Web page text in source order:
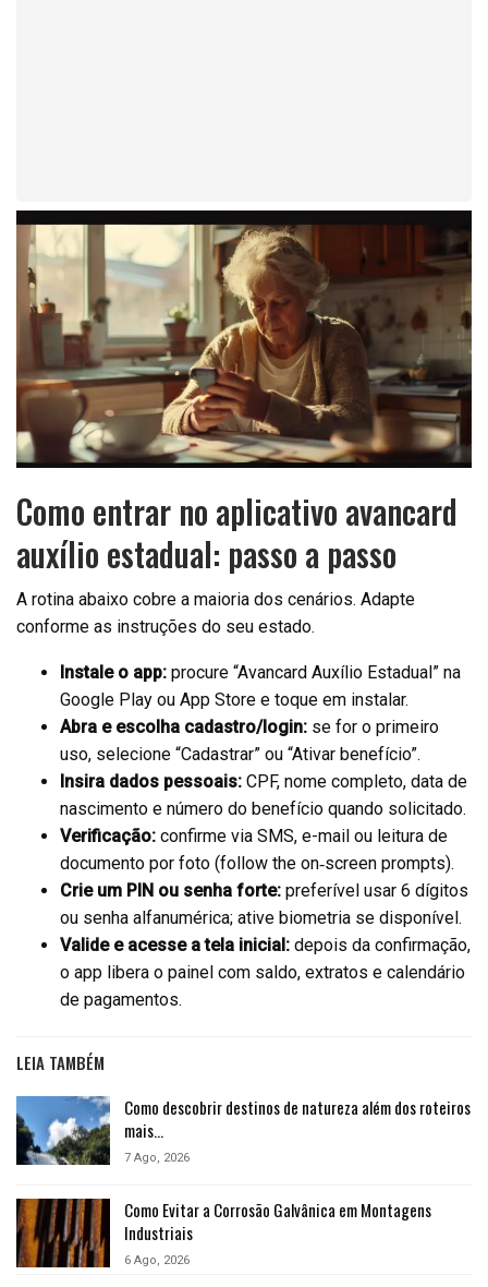
Como entrar no aplicativo avancard
auxílio estadual: passo a passo
A rotina abaixo cobre a maioria dos cenários. Adapte
conforme as instruções do seu estado.
Instale o app: procure “Avancard Auxílio Estadual” na
Google Play ou App Store e toque em instalar.
Abra e escolha cadastro/login: se for o primeiro
uso, selecione “Cadastrar” ou “Ativar benefício”.
Insira dados pessoais: CPF, nome completo, data de
nascimento e número do benefício quando solicitado.
Verificação: confirme via SMS, e-mail ou leitura de
documento por foto (follow the on‑screen prompts).
Crie um PIN ou senha forte: preferível usar 6 dígitos
ou senha alfanumérica; ative biometria se disponível.
Valide e acesse a tela inicial: depois da confirmação,
o app libera o painel com saldo, extratos e calendário
de pagamentos.
LEIA TAMBÉM
Como descobrir destinos de natureza além dos roteiros
mais…
7 Ago, 2026
Como Evitar a Corrosão Galvânica em Montagens
Industriais
6 Ago, 2026